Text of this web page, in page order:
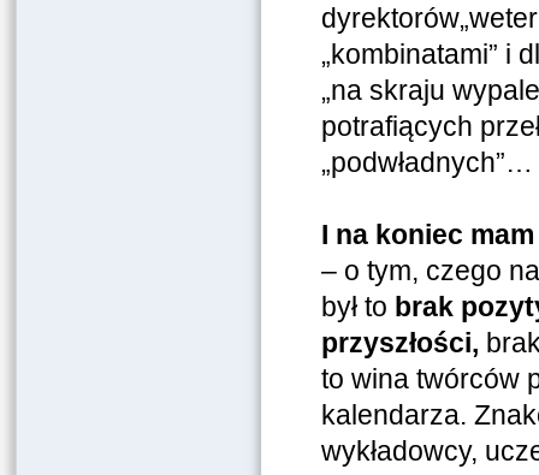
„kombinatami” i
„na skraju
potrafiących
„podwładnych”…
I na koniec
– o tym, czego
był to brak
przyszłości,
to wina twórców
kalendarza.
wykładowcy,